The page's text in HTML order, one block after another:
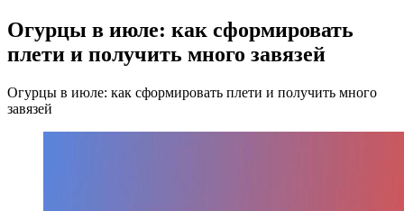
Огурцы в июле: как сформировать
плети и получить много завязей
Огурцы в июле: как сформировать плети и получить много
завязей